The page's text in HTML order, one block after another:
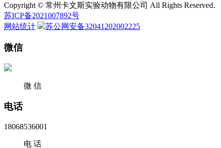
Copyright © 常州卡文斯实验动物有限公司 All Rights Reserved.
苏ICP备2021007892号
网站统计
苏公网安备32041202002225
微信
微 信
电话
18068536001
电 话